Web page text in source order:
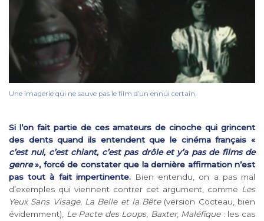
Une imagerie qui ne sauve pas le film d’un ennui certain.
Si l’on fait partie de ces amateurs de cinoche qui grincent
des dents quand ils entendent que le cinéma français «
c’est nul, c’est chiant, c’est pas drôle et y’a pas de films de
genre», forcé de constater que la dernière affirmation n’est
pas tout à fait impertinente.Bien entendu, on a pas mal
d’exemples qui viennent contrer cet argument, comme Les
Yeux Sans Visage, La Belle et la Bête(version Cocteau, bien
évidemment),
Le Pacte des Loups, Baxter, Maléfique: les cas